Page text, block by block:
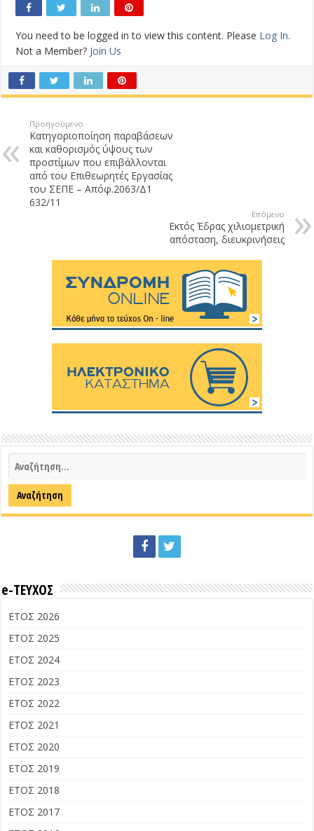
You need to be logged in to view this content. Please Log In.
Not a Member? Join Us
Προηγούμενο
Κατηγοριοποίηση παραβάσεων
και καθορισμός ύψους των
προστίμων που επιβάλλονται
από του Επιθεωρητές Εργασίας
του ΣΕΠΕ – Απόφ.2063/Δ1
632/11
Επόμενο
Εκτός Έδρας χιλιομετρική
απόσταση, διευκρινήσεις
e-ΤΕΥΧΟΣ
ΕΤΟΣ 2026
ΕΤΟΣ 2025
ΕΤΟΣ 2024
ΕΤΟΣ 2023
ΕΤΟΣ 2022
ΕΤΟΣ 2021
ΕΤΟΣ 2020
ΕΤΟΣ 2019
ΕΤΟΣ 2018
ΕΤΟΣ 2017